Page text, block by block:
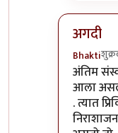
अगदी
Bhakti
In reply
अंतिम
आला
. त्यात